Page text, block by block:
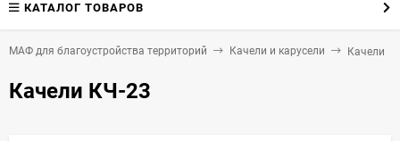
КАТАЛОГ ТОВАРОВ
для благоустройства территорий Качели и карусели Качели
Качели КЧ-23